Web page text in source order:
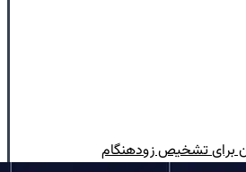
برای تشخیص زودهنگام